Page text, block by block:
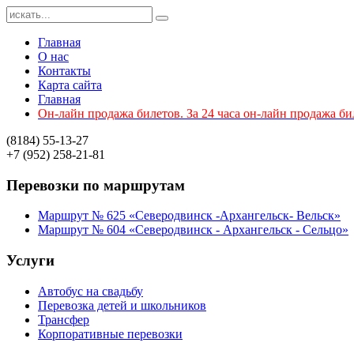
Главная
О нас
Контакты
Карта сайта
Главная
Он-лайн продажа билетов. За 24 часа он-лайн продажа
(8184) 55-13-27
+7 (952) 258-21-81
Перевозки по маршрутам
Маршрут № 625 «Северодвинск -Архангельск- Вельск»
Маршрут № 604 «Северодвинск - Архангельск - Сельцо»
Услуги
Автобус на свадьбу
Перевозка детей и школьников
Трансфер
Корпоративные перевозки